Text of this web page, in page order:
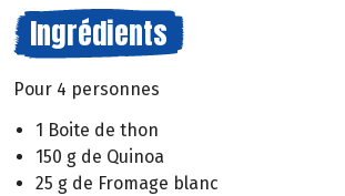
Ingrédients
Pour 4 personnes
1 Boite de thon
150 g de Quinoa
25 g de Fromage blanc